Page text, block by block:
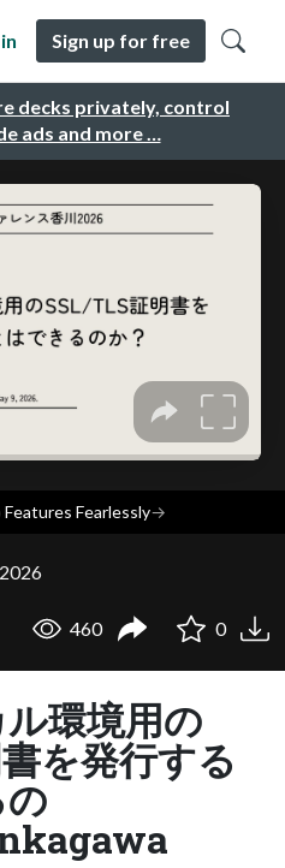
decks privately, control
ads and more …
Sign up for free
Features Fearlessly→
460 0
環境用の
を発行する